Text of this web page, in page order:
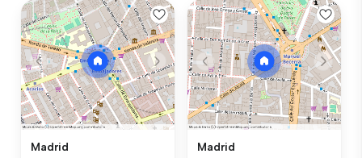
Madrid Madrid